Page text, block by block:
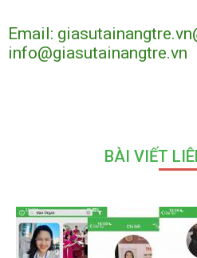
Email:
info@giasutainangtre.vn
BÀI VIẾT